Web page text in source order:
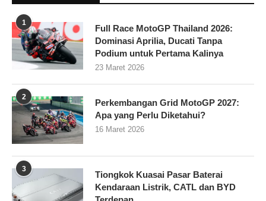
1
Full Race MotoGP Thailand 2026:
Dominasi Aprilia, Ducati Tanpa
Podium untuk Pertama Kalinya
23 Maret 2026
2
Perkembangan Grid MotoGP 2027:
Apa yang Perlu Diketahui?
16 Maret 2026
3
Tiongkok Kuasai Pasar Baterai
Kendaraan Listrik, CATL dan BYD